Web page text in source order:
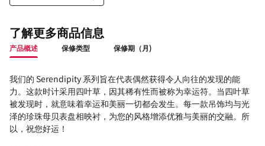
了解更多商品信息
产品概述 保修类型 保修期（月)
我们的 Serendipity 系列旨在代表偶然获得令人向往的发现的能
力。这款时计采用四叶草，因其稀有性而被称为幸运符。当四叶草
被发现时，就意味着幸运和美丽一切都会发生。每一款吊饰均与光
泽的珍珠母贝表盘相映衬，为您的风格增添优雅与美丽的交融。所
以，祝您好运！